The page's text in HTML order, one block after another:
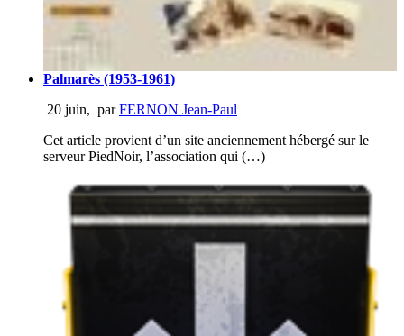
Palmarès (1953-1961)
20 juin, parFERNON Jean-Paul
Cet article provient d’un site anciennement hébergé sur le
serveur PiedNoir, l’association qui (…)